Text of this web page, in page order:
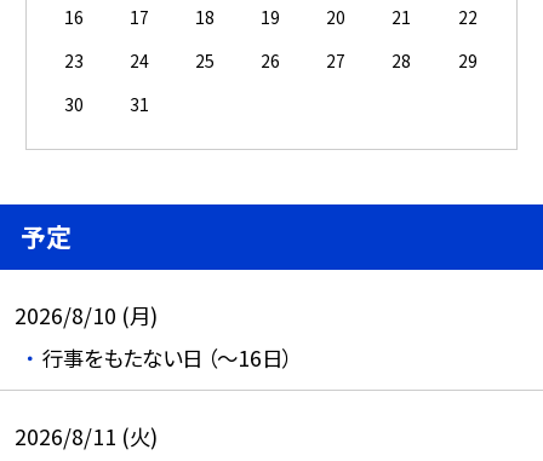
16
17 18 19 20 21
22
23
24 25 26 27 28
29
30
31
予定
2026/8/10 (月)
行事をもたない日 （～16日）
2026/8/11 (火)